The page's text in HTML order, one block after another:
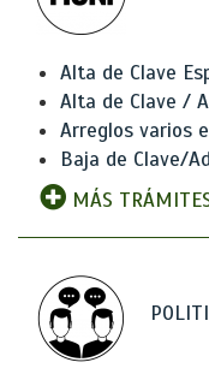
Alta de Clave
Alta de Clave /
Arreglos varios
Baja de Clave/
MÁS